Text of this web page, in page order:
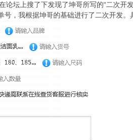
坛上搜了下发现了坤哥所写的“二次开
，我根据坤哥的基础进行了二次开发。